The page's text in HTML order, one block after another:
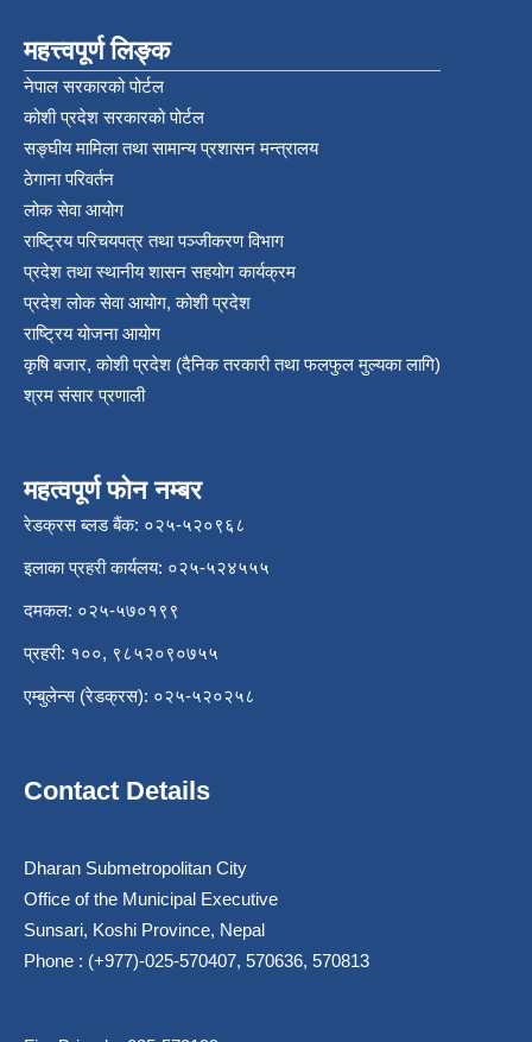
महत्त्वपूर्ण लिङ्क
नेपाल सरकारको पोर्टल
कोशी प्रदेश सरकारको पोर्टल
सङ्‍घीय मामिला तथा सामान्य प्रशासन मन्त्रालय
ठेगाना परिवर्तन
लोक सेवा आयोग
राष्ट्रिय परिचयपत्र तथा पञ्‍जीकरण विभाग
प्रदेश तथा स्थानीय शासन सहयोग कार्यक्रम
प्रदेश लोक सेवा आयोग, कोशी प्रदेश
राष्ट्रिय योजना आयोग
कृषि बजार, कोशी प्रदेश (दैनिक तरकारी तथा फलफुल मुल्यका लागि)
श्रम संसार प्रणाली
महत्वपूर्ण फोन नम्बर
रेडक्रस ब्लड बैंक: ०२५-५२०९६८
इलाका प्रहरी कार्यलय: ०२५-५२४५५५
दमकल: ०२५-५७०१९९
प्रहरी: १००, ९८५२०९०७५५
एम्बुलेन्स (रेडक्रस): ०२५-५२०२५८
Contact Details
Dharan Submetropolitan City
Office of the Municipal Executive
Sunsari, Koshi Province, Nepal
Phone : (+977)-025-570407, 570636, 570813